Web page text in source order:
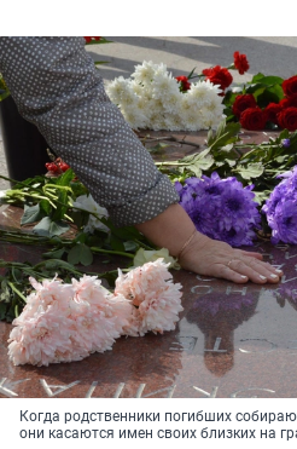
Когда родственники погибших
они касаются имен своих близких на